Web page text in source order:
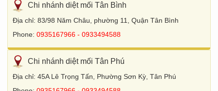
Chi nhánh diệt mối Tân Bình
Địa chỉ: 83/98 Năm Châu, phường 11, Quận Tân Bình
Phone: 0935167966 - 0933494588
Chi nhánh diệt mối Tân Phú
Địa chỉ: 45A Lê Trọng Tấn, Phường Sơn Kỳ, Tân Phú